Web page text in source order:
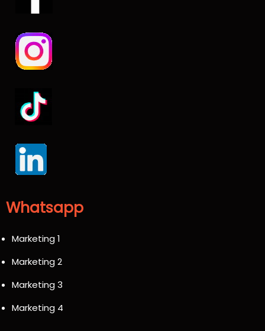
Whatsapp
Marketing 1
Marketing 2
Marketing 3
Marketing 4